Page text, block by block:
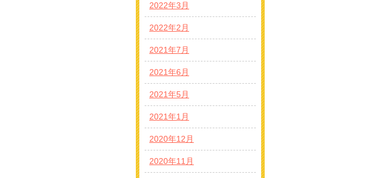
2022年3月
2022年2月
2021年7月
2021年6月
2021年5月
2021年1月
2020年12月
2020年11月